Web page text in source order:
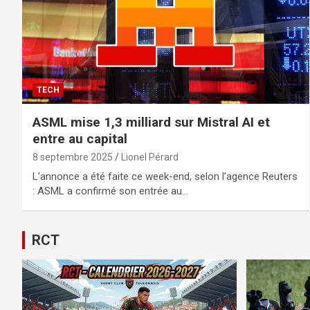
TECH
ASML mise 1,3 milliard sur Mistral AI et
entre au capital
8 septembre 2025 Lionel Pérard
L’annonce a été faite ce week-end, selon l’agence Reuters
: ASML a confirmé son entrée au…
RCT